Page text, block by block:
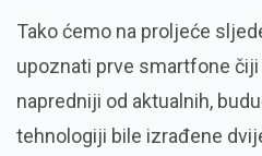
Tako ćemo na proljeće
upoznati prve smartfone
napredniji od aktualnih,
tehnologiji bile izrađene